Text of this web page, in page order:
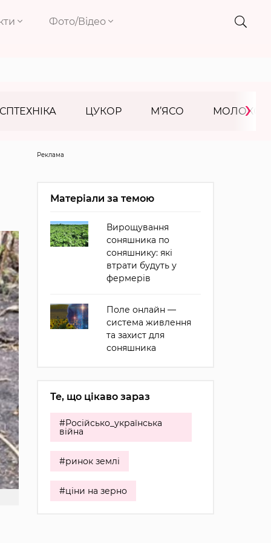
Фото/Відео
ЦУКОР М’ЯСО МОЛОКО
›
Реклама
Матеріали за темою
Вирощування
соняшника по
соняшнику: які
втрати будуть у
фермерів
Поле онлайн —
система живлення
та захист для
соняшника
Те, що цікаво зараз
#Російсько_українська
війна
#ринок землі
#ціни на зерно